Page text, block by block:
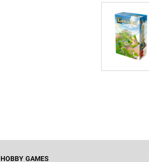
HOBBY GAMES
Белая смерть
12 990